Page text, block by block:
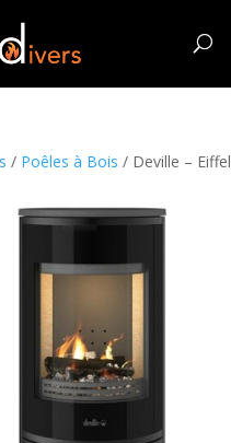
/ Poêles à Bois / Deville – Eiffel